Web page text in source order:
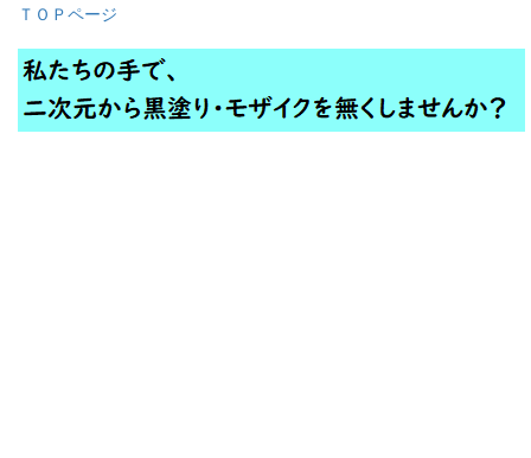
ＴＯＰページ